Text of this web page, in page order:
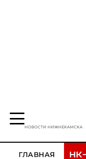
НОВОСТИ НИЖНЕКАМСКА
ГЛАВНАЯ